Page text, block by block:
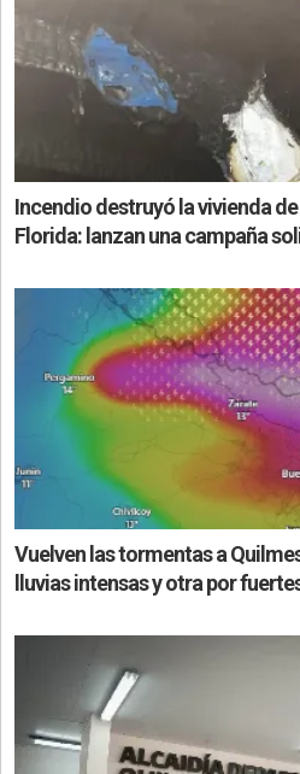
Incendio destruyó la vivienda
Florida: lanzan una campaña
Vuelven las tormentas a
lluvias intensas y otra por